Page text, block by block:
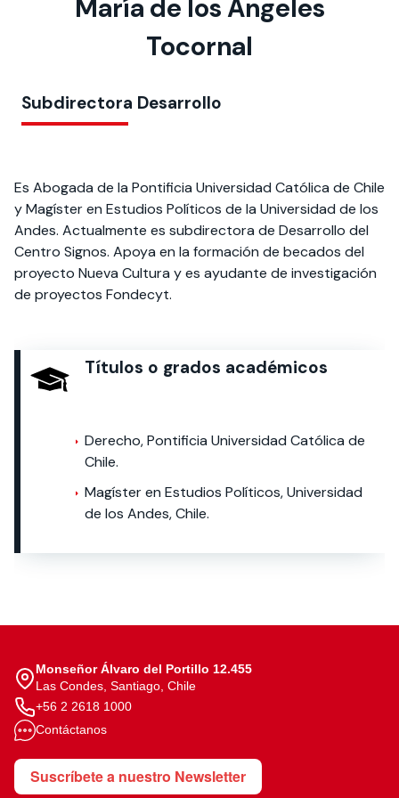
cursos
Especialidades y
Te puede
interesar:
2025
vinculación con la
Extensión Cultural
Te puede interesar: Filantropía y Donaciones
intercambio
Servicios y apoyos
Te puede
interesar:
Explora el campus
María de los Ángeles
Tocornal
Subdirectora Desarrollo
Es Abogada de la Pontificia Universidad Católica de Chile
y Magíster en Estudios Políticos de la Universidad de los
Andes. Actualmente es subdirectora de Desarrollo del
Centro Signos. Apoya en la formación de becados del
proyecto Nueva Cultura y es ayudante de investigación
de proyectos Fondecyt.
Títulos o grados académicos
Derecho, Pontificia Universidad Católica de
Chile.
Magíster en Estudios Políticos, Universidad
de los Andes, Chile.
Monseñor Álvaro del Portillo 12.455
Las Condes, Santiago, Chile
+56 2 2618 1000
Contáctanos
Suscríbete a nuestro Newsletter